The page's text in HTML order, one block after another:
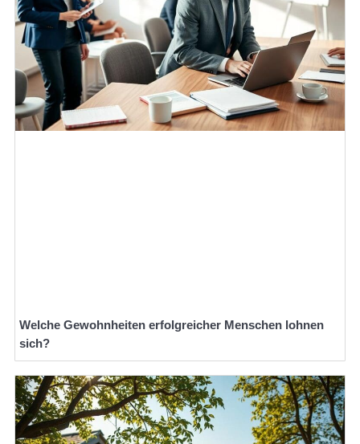
Welche Gewohnheiten erfolgreicher Menschen lohnen
sich?